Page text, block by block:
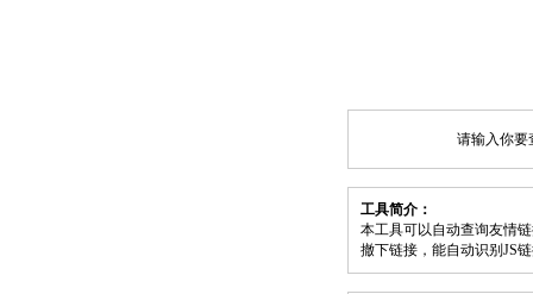
请输入你要
工具简介：
本工具可以自动查询友情
撤下链接，能自动识别JS